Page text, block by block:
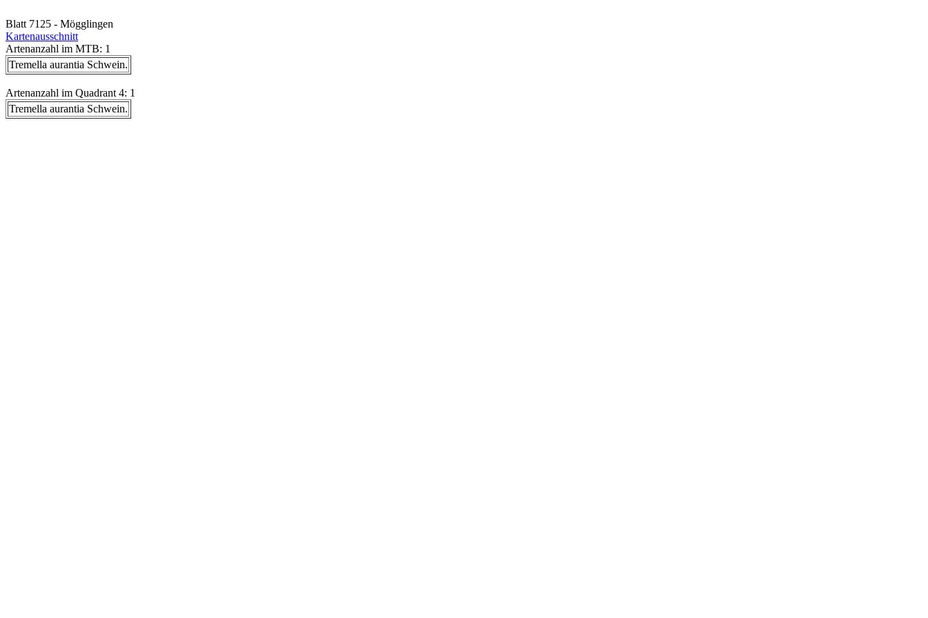
Blatt 7125 - Mögglingen
Kartenausschnitt
Artenanzahl im MTB: 1
Tremella aurantia Schwein.
Artenanzahl im Quadrant 4: 1
Tremella aurantia Schwein.